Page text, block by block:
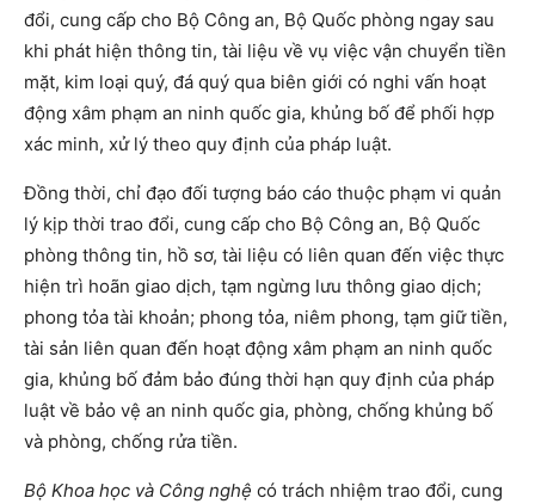
đổi, cung cấp cho Bộ Công an, Bộ Quốc phòng ngay sau
khi phát hiện thông tin, tài liệu về vụ việc vận chuyển tiền
mặt, kim loại quý, đá quý qua biên giới có nghi vấn hoạt
động xâm phạm an ninh quốc gia, khủng bố để phối hợp
xác minh, xử lý theo quy định của pháp luật.
Đồng thời, chỉ đạo đối tượng báo cáo thuộc phạm vi quản
lý kịp thời trao đổi, cung cấp cho Bộ Công an, Bộ Quốc
phòng thông tin, hồ sơ, tài liệu có liên quan đến việc thực
hiện trì hoãn giao dịch, tạm ngừng lưu thông giao dịch;
phong tỏa tài khoản; phong tỏa, niêm phong, tạm giữ tiền,
tài sản liên quan đến hoạt động xâm phạm an ninh quốc
gia, khủng bố đảm bảo đúng thời hạn quy định của pháp
luật về bảo vệ an ninh quốc gia, phòng, chống khủng bố
và phòng, chống rửa tiền.
Bộ Khoa học và Công nghệ có trách nhiệm trao đổi, cung